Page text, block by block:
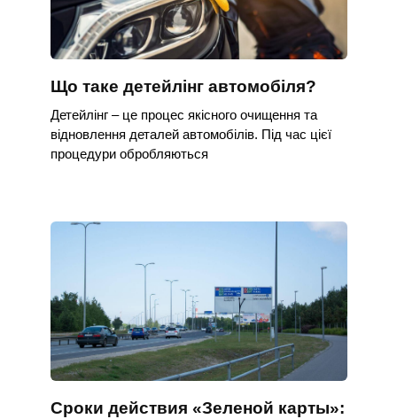
Що таке детейлінг автомобіля?
Детейлінг – це процес якісного очищення та
відновлення деталей автомобілів. Під час цієї
процедури обробляються
Сроки действия «Зеленой карты»: